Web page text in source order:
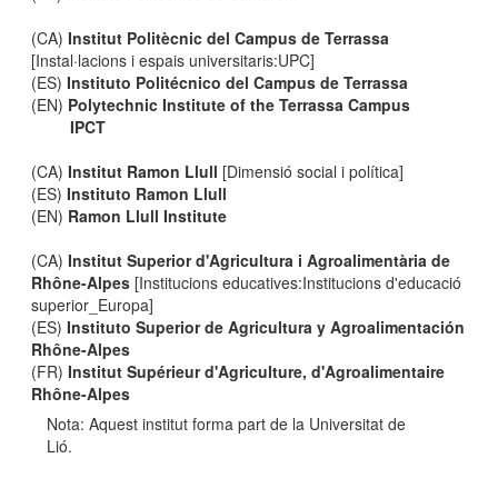
(CA)Institut Politècnic del Campus de Terrassa
[Instal·lacions i espais universitaris:UPC]
(ES)Instituto Politécnico del Campus de Terrassa
(EN) Polytechnic Institute of the Terrassa Campus
IPCT
(CA)Institut Ramon Llull [Dimensió social i política]
(ES)Instituto Ramon Llull
(EN) Ramon Llull Institute
(CA)Institut Superior d'Agricultura i Agroalimentària de
Rhône-Alpes [Institucions educatives:Institucions d'educació
superior_Europa]
(ES)Instituto Superior de Agricultura y Agroalimentación
Rhône-Alpes
(FR)Institut Supérieur d'Agriculture, d'Agroalimentaire
Rhône-Alpes
Nota: Aquest institut forma part de la Universitat de
Lió.